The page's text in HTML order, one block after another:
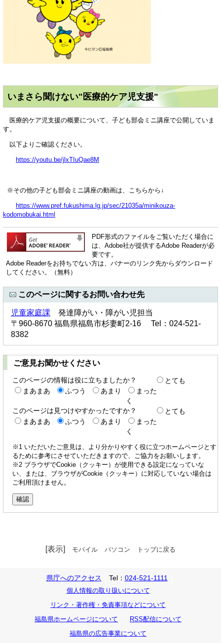
いまさら聞けない"医療的ケア児支援"
医療的ケア児支援の概要について、子ども部会ミニ講座で公開していま
す。
以下よりご確認ください。
https://youtu.be/jlxTIuQae8M
※その他の子ども部会ミニ講座の動画は、こちらから↓
https://www.pref.fukushima.lg.jp/sec/21035a/minikouza-
kodomobukai.html
PDF形式のファイルをご覧いただく場合に
は、Adobe社が提供するAdobe Readerが必
要です。
Adobe Readerをお持ちでない方は、バナーのリンク先からダウンロード
してください。（無料）
このページに関するお問い合わせ先
児童家庭課 発達障がい・障がい児担当
〒960-8670 福島県福島市杉妻町2-16 Tel：024-521-
8382
ご意見お聞かせください
このページの情報は役に立ちましたか？
とても
まあまあ
ふつう あまり
まった
く
このページは見つけやすかったですか？
とても
まあまあ
ふつう あまり
まった
く
※1 いただいたご意見は、より分かりやすく役に立つホームページとす
るために参考にさせていただきますので、ご協力をお願いします。
※2 ブラウザでCookie（クッキー）が使用できる設定になっていな
い、または、ブラウザがCookie（クッキー）に対応していない場合は
ご利用頂けません。
[表示] モバイル パソコン トップに戻る
県庁へのアクセス Tel： 024-521-1111
個人情報の取り扱いについて
リンク・著作権・免責事項などについて
福島県ホームページについて
RSS配信について
福島県の広告事業について